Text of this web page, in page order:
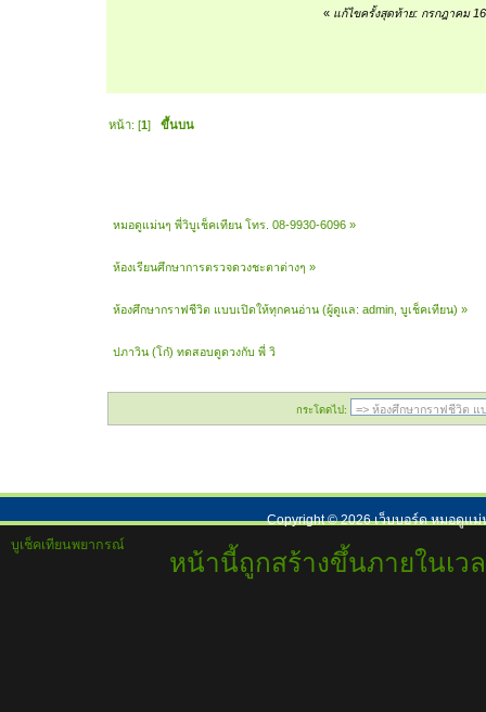
« แก้ไขครั้งสุดท้าย: กรกฎาคม
หน้า: [1]ขึ้นบน
หมอดูแม่นๆ พี่วิบูเช็คเทียน โทร. 08-9930-6096 »
ห้องเรียนศึกษาการตรวจดวงชะตาต่างๆ »
ห้องศึกษากราฟชีวิต แบบเปิดให้ทุกคนอ่าน (ผู้ดูแล:admin ,บูเช็คเทียน) »
ปภาวิน (โก๋) ทดสอบดูดวงกับ พี่ วิ
กระโดดไป:
Copyright ©2026เว็บบอร์ด หมอดูแม่
บูเช็คเทียนพยากรณ์
หน้านี้ถูกสร้างขึ้นภายในเว